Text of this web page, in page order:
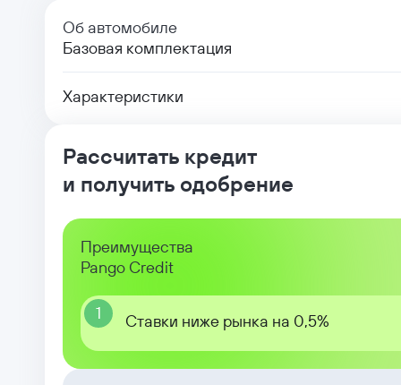
Об автомобиле
Базовая комплектация
Характеристики
Рассчитать кредит
и получить одобрение
Преимущества
Pango Credit
1 Ставки ниже рынка на 0,5%